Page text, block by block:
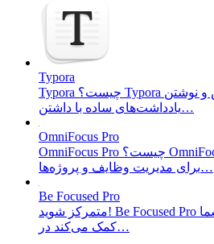
Typora
Typora چیست؟ Typora برنامه‌ای جهت ویرایش و نوشتن
یادداشت‌های ساده با داشتن…
OmniFocus Pro
OmniFocus Pro چیست؟ OmniFocus Pro نرم‌افزاری حرفه‌ای
برای مدیریت وظایف و پروژه‌ها…
Be Focused Pro
متمرکز شوید! Be Focused Pro نام برنامه‌ای است که به شما
کمک می‌کند در…